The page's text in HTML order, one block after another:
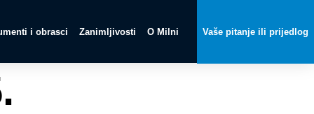
i obrasci Zanimljivosti O Milni Vaše pitanje ili prijedlog